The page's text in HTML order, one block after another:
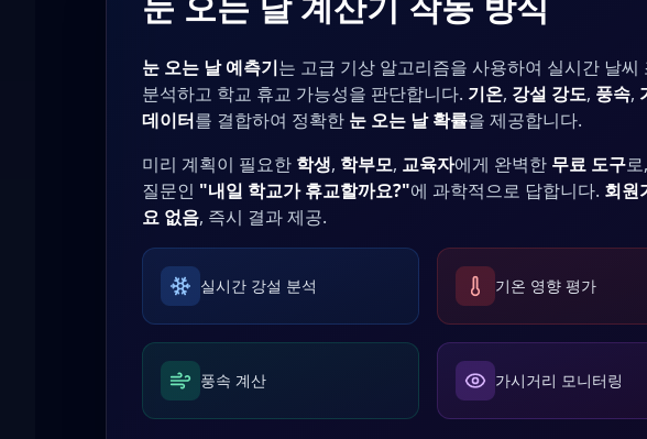
눈 오는 날 예측기는 고급 기상 알고리즘을 사용하여 실시간 날씨
분석하고 학교 휴교 가능성을 판단합니다. 기온, 강설 강도, 풍속,
데이터를 결합하여 정확한 눈 오는 날 확률을 제공합니다.
미리 계획이 필요한 학생, 학부모, 교육자에게 완벽한 무료 도구
질문인 "내일 학교가 휴교할까요?"에 과학적으로 답합니다. 회원
요 없음, 즉시 결과 제공.
실시간 강설 분석 기온 영향 평가
풍속 계산 가시거리 모니터링